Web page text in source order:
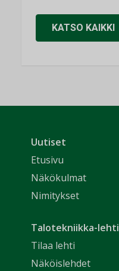
KATSO KAIKKI
Uutiset
Etusivu
Näkökulmat
Nimitykset
Talotekniikka-lehti
Tilaa lehti
Näköislehdet